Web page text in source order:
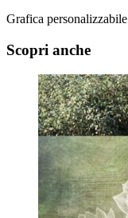
Grafica personalizzabile
Scopri anche